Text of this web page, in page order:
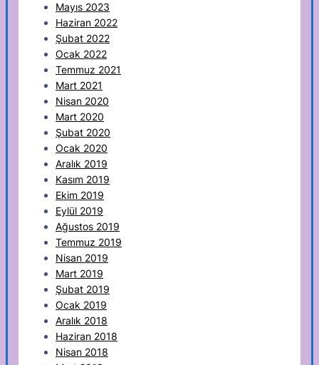
Mayıs 2023
Haziran 2022
Şubat 2022
Ocak 2022
Temmuz 2021
Mart 2021
Nisan 2020
Mart 2020
Şubat 2020
Ocak 2020
Aralık 2019
Kasım 2019
Ekim 2019
Eylül 2019
Ağustos 2019
Temmuz 2019
Nisan 2019
Mart 2019
Şubat 2019
Ocak 2019
Aralık 2018
Haziran 2018
Nisan 2018